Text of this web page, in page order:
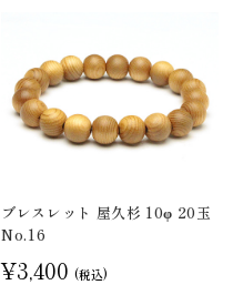
ブレスレット 屋久杉 10φ 20玉
No.16
¥3,400 (税込)